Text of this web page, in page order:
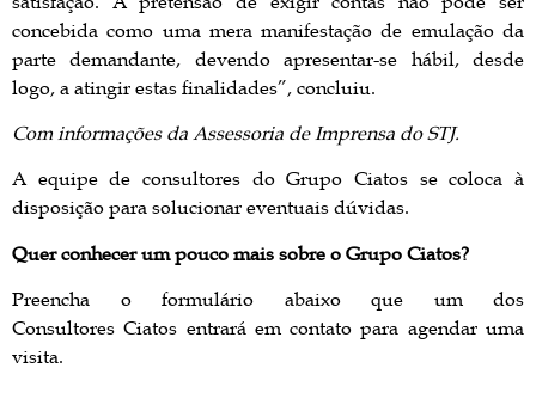
concebida como uma mera manifestação de emulação da
parte demandante, devendo apresentar-se hábil, desde
logo, a atingir estas finalidades”, concluiu.
Com informações da Assessoria de Imprensa do STJ.
A equipe de consultores do Grupo Ciatos se coloca à
disposição para solucionar eventuais dúvidas.
Quer conhecer um pouco mais sobre o Grupo Ciatos?
Preencha o formulário abaixo que um dos
Consultores Ciatos entrará em contato para agendar uma
visita.